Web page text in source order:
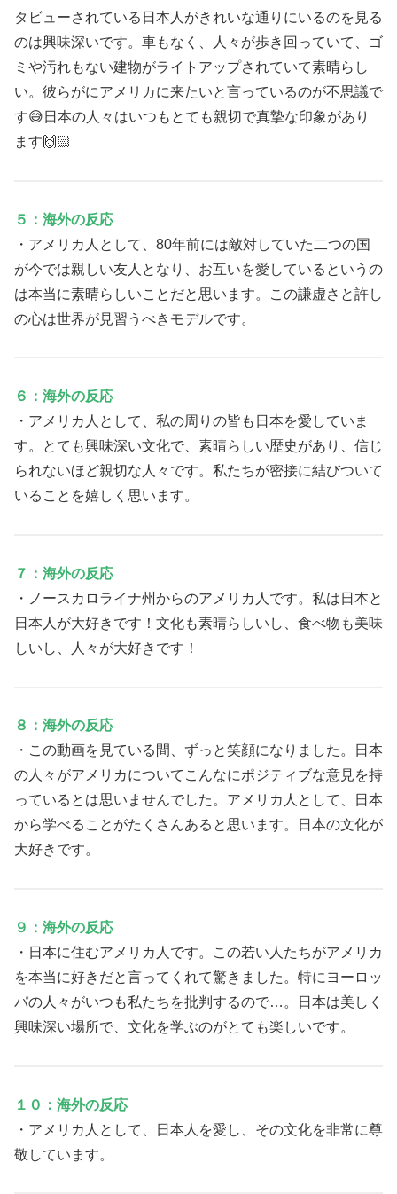
タビューされている日本人がきれいな通りにいるのを見る
のは興味深いです。車もなく、人々が歩き回っていて、ゴ
ミや汚れもない建物がライトアップされていて素晴らし
い。彼らがにアメリカに来たいと言っているのが不思議で
す😅日本の人々はいつもとても親切で真摯な印象があり
ます🙌🏻
５：海外の反応
・アメリカ人として、80年前には敵対していた二つの国
が今では親しい友人となり、お互いを愛しているというの
は本当に素晴らしいことだと思います。この謙虚さと許し
の心は世界が見習うべきモデルです。
６：海外の反応
・アメリカ人として、私の周りの皆も日本を愛していま
す。とても興味深い文化で、素晴らしい歴史があり、信じ
られないほど親切な人々です。私たちが密接に結びついて
いることを嬉しく思います。
７：海外の反応
・ノースカロライナ州からのアメリカ人です。私は日本と
日本人が大好きです！文化も素晴らしいし、食べ物も美味
しいし、人々が大好きです！
８：海外の反応
・この動画を見ている間、ずっと笑顔になりました。日本
の人々がアメリカについてこんなにポジティブな意見を持
っているとは思いませんでした。アメリカ人として、日本
から学べることがたくさんあると思います。日本の文化が
大好きです。
９：海外の反応
・日本に住むアメリカ人です。この若い人たちがアメリカ
を本当に好きだと言ってくれて驚きました。特にヨーロッ
パの人々がいつも私たちを批判するので…。日本は美しく
興味深い場所で、文化を学ぶのがとても楽しいです。
１０：海外の反応
・アメリカ人として、日本人を愛し、その文化を非常に尊
敬しています。